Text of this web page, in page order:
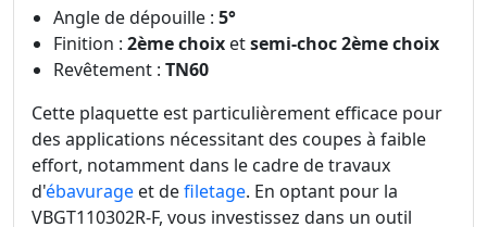
Angle de dépouille : 5°
Finition : 2ème choix etsemi-choc 2ème choix
Revêtement : TN60
Cette plaquette est particulièrement efficace pour
des applications nécessitant des coupes à faible
effort, notamment dans le cadre de travaux
d'ébavurage et defiletage. En optant pour la
VBGT110302R-F, vous investissez dans un outil